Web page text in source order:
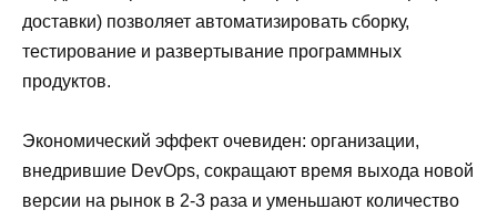
доставки) позволяет автоматизировать сборку,
тестирование и развертывание программных
продуктов.
Экономический эффект очевиден: организации,
внедрившие DevOps, сокращают время выхода новой
версии на рынок в 2-3 раза и уменьшают количество